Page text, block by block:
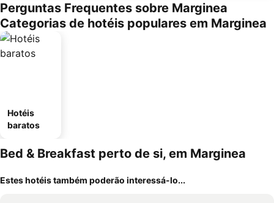
Perguntas Frequentes sobre Marginea
Categorias de hotéis populares em Marginea
Hotéis
baratos
Bed & Breakfast perto de si, em Marginea
Estes hotéis também poderão interessá-lo...